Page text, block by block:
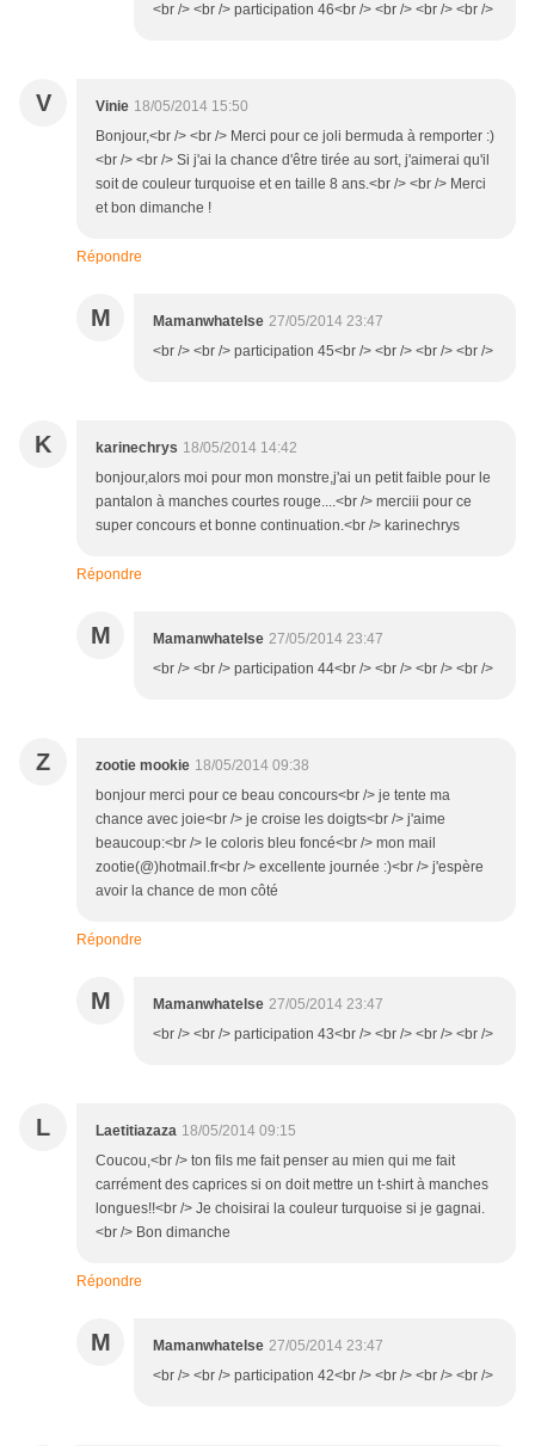
<br /> <br /> participation 46<br /> <br /> <br /> <br />
V Vinie 18/05/2014 15:50
Bonjour,<br /> <br /> Merci pour ce joli bermuda à remporter :)
<br /> <br /> Si j'ai la chance d'être tirée au sort, j'aimerai qu'il
soit de couleur turquoise et en taille 8 ans.<br /> <br /> Merci
et bon dimanche !
Répondre
M Mamanwhatelse 27/05/2014 23:47
<br /> <br /> participation 45<br /> <br /> <br /> <br />
K karinechrys 18/05/2014 14:42
bonjour,alors moi pour mon monstre,j'ai un petit faible pour le
pantalon à manches courtes rouge....<br /> merciii pour ce
super concours et bonne continuation.<br /> karinechrys
Répondre
M Mamanwhatelse 27/05/2014 23:47
<br /> <br /> participation 44<br /> <br /> <br /> <br />
Z zootie mookie 18/05/2014 09:38
bonjour merci pour ce beau concours<br /> je tente ma
chance avec joie<br /> je croise les doigts<br /> j'aime
beaucoup:<br /> le coloris bleu foncé<br /> mon mail
zootie(@)hotmail.fr<br /> excellente journée :)<br /> j'espère
avoir la chance de mon côté
Répondre
M Mamanwhatelse 27/05/2014 23:47
<br /> <br /> participation 43<br /> <br /> <br /> <br />
L Laetitiazaza 18/05/2014 09:15
Coucou,<br /> ton fils me fait penser au mien qui me fait
carrément des caprices si on doit mettre un t-shirt à manches
longues!!<br /> Je choisirai la couleur turquoise si je gagnai.
<br /> Bon dimanche
Répondre
M Mamanwhatelse 27/05/2014 23:47
<br /> <br /> participation 42<br /> <br /> <br /> <br />